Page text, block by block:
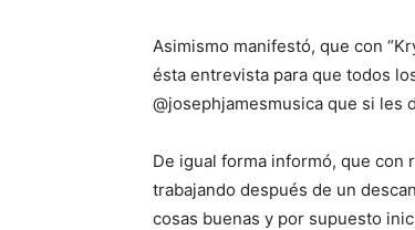
Asimismo manifestó, que con
ésta entrevista para que todos
@josephjamesmusica que si les
De igual forma informó, que con
trabajando después de un
cosas buenas y por supuesto